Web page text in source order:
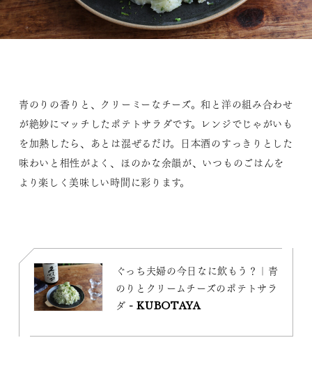
青のりの香りと、クリーミーなチーズ。和と洋の組み合わせ
が絶妙にマッチしたポテトサラダです。レンジでじゃがいも
を加熱したら、あとは混ぜるだけ。日本酒のすっきりとした
味わいと相性がよく、ほのかな余韻が、いつものごはんを
より楽しく美味しい時間に彩ります。
ぐっち夫婦の今日なに飲もう？｜青
のりとクリームチーズのポテトサラ
ダ - KUBOTAYA